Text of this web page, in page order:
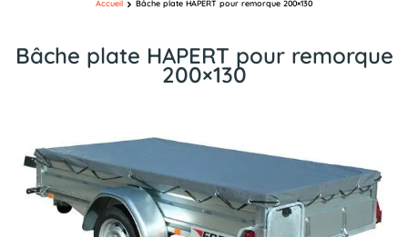
Bâche plate HAPERT pour remorque
200×130
Accueil Bâche plate HAPERT pour remorque 200×130